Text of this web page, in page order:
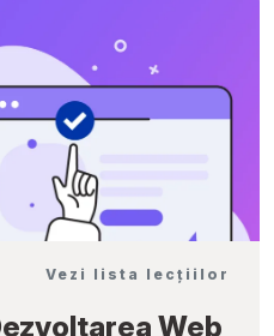
Vezi lista lecțiilor
Web